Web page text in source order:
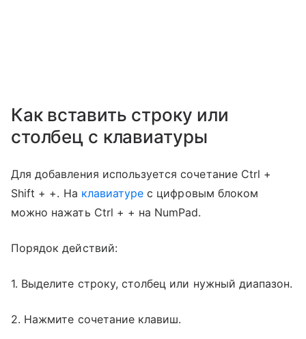
Как вставить строку или
столбец с клавиатуры
Для добавления используется сочетание Ctrl +
Shift + +. На клавиатуре с цифровым блоком
можно нажать Ctrl + + на NumPad.
Порядок действий:
1. Выделите строку, столбец или нужный диапазон.
2. Нажмите сочетание клавиш.